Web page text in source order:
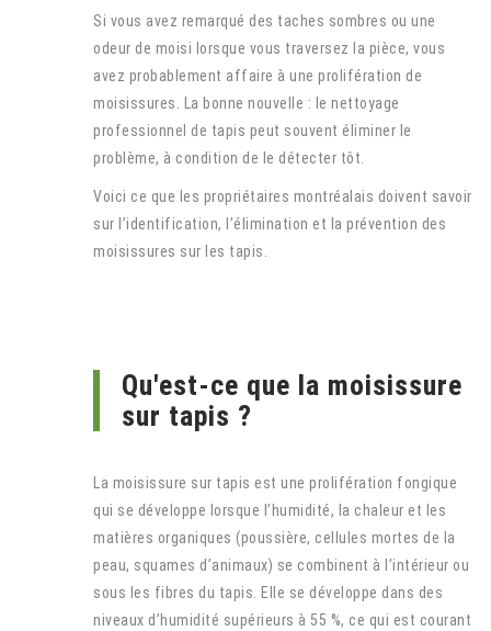
Si vous avez remarqué des taches sombres ou une
odeur de moisi lorsque vous traversez la pièce, vous
avez probablement affaire à une prolifération de
moisissures. La bonne nouvelle : le nettoyage
professionnel de tapis peut souvent éliminer le
problème, à condition de le détecter tôt.
Voici ce que les propriétaires montréalais doivent savoir
sur l’identification, l’élimination et la prévention des
moisissures sur les tapis.
Qu'est-ce que la moisissure
sur tapis ?
La moisissure sur tapis est une prolifération fongique
qui se développe lorsque l’humidité, la chaleur et les
matières organiques (poussière, cellules mortes de la
peau, squames d’animaux) se combinent à l’intérieur ou
sous les fibres du tapis. Elle se développe dans des
niveaux d’humidité supérieurs à 55 %, ce qui est courant